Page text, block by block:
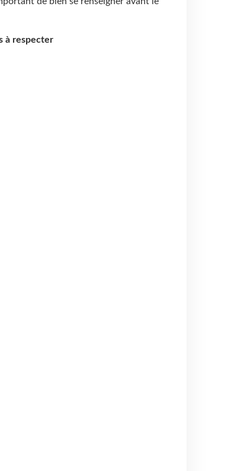
à respecter